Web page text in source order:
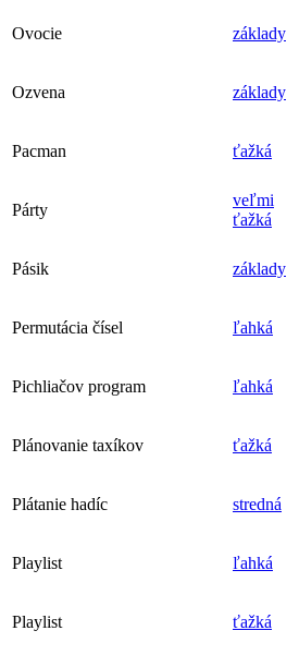
Ovocie základy
Ozvena základy
Pacman ťažká
Párty
veľmi
ťažká
Pásik základy
Permutácia čísel ľahká
Pichliačov program ľahká
Plánovanie taxíkov ťažká
Plátanie hadíc stredná
Playlist ľahká
Playlist ťažká